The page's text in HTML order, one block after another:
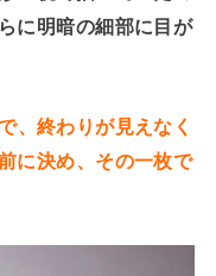
に明暗の細部に目が
、終わりが見えなく
に決め、その一枚で